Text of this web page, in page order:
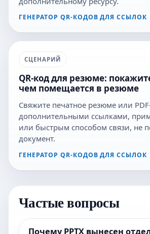
ГЕНЕРАТОР QR-КОДОВ ДЛЯ ССЫЛОК
СЦЕНАРИЙ
QR-код для резюме:
чем помещается в резюме
Свяжите печатное резюме или
дополнительными ссылками,
или быстрым способом связи, не
документ.
ГЕНЕРАТОР QR-КОДОВ ДЛЯ ССЫЛОК
Частые вопросы
Почему PPTX вынесен